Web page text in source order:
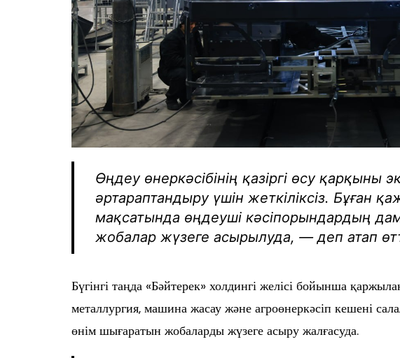
Өңдеу өнеркәсібінің қазіргі өсу
әртараптандыру үшін жеткіліксіз. Бұған
мақсатында өңдеуші кәсіпорындардың
жобалар жүзеге асырылуда, — деп атап
Бүгінгі таңда «Бәйтерек» холдингі желісі бойынша
металлургия, машина жасау және агроөнеркәсіп кешені
өнім шығаратын жобаларды жүзеге асыру жалғасуда.